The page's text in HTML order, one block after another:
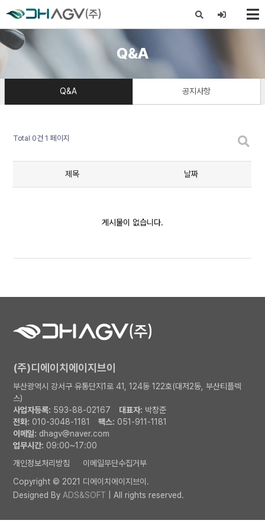
Q&A
Q&A 공지사항
Total 0건 1 페이지
제목 날짜
게시물이 없습니다.
(주)디에이치에이지브이
부산광역시 강서구 유통단지1로 41, 124동 122호(대저2동, 부산티플렉
스)
사업자등록: 593-88-02167 대표자: 박창준
전화: 010-3048-1181 팩스: 051-911-1181
이메일: dhagv@naver.com
업무시간: 09:00~17:00
개인정보처리방침
이메일무단수집거부
Copyright © 2021 디에이치에이지브이.
Designed By ADS&SOFT | All rights reserved.